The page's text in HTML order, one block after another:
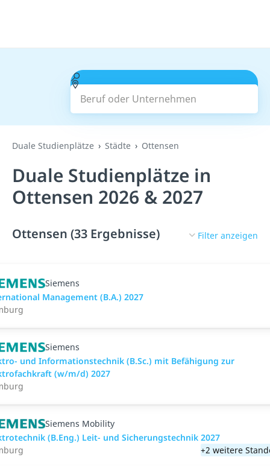
Beruf oder Unternehmen
Suchen
Duale Studienplätze Städte Ottensen
Duale Studienplätze in
Ottensen 2026 & 2027
Ottensen (33 Ergebnisse) Filter anzeigen
Siemens
Management (B.A.) 2027
Siemens
und Informationstechnik (B.Sc.) mit Befähigung zur
(w/m/d) 2027
Siemens Mobility
(B.Eng.) Leit- und Sicherungstechnik 2027
+2 weitere